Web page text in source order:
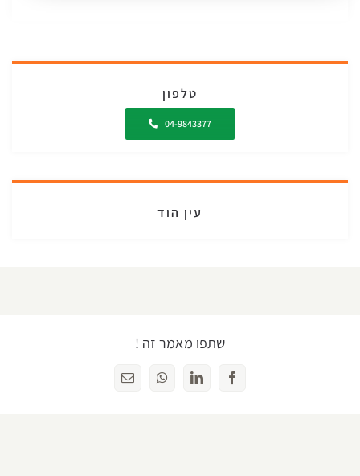
טלפון
04-9843377
עין הוד
שתפו מאמר זה !
Facebook
LinkedIn
WhatsAppכתובת